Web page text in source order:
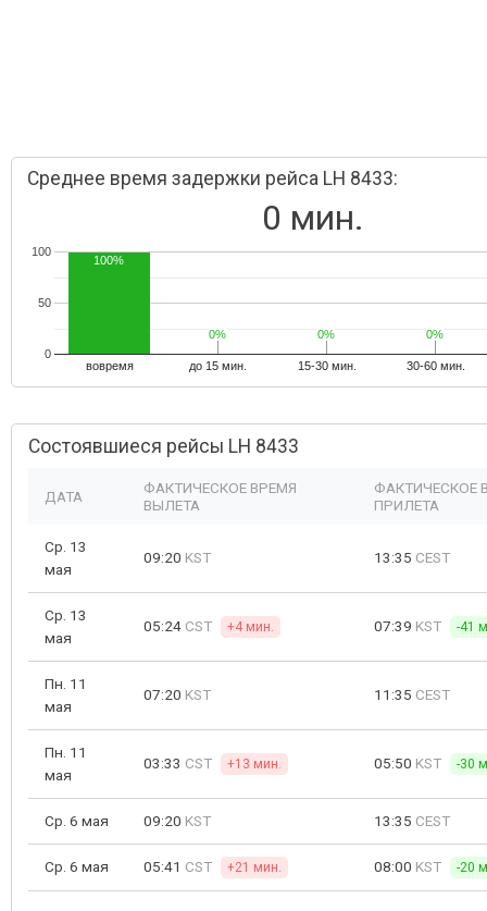
Среднее время задержки рейса LH 8433:
0 мин.
вовремя до 15 мин. 15-30 мин. 30-60 мин.
0
50
100
100%
0%
0% 0%
0% 0%
0%
Состоявшиеся рейсы LH 8433
ДАТА
ФАКТИЧЕСКОЕ ВРЕМЯ
ВЫЛЕТА
ФАКТИЧЕСКОЕ
ПРИЛЕТА
Ср. 13
мая
09:20 KST 13:35 CEST
Ср. 13
мая
05:24 CST +4 мин. 07:39 KST -41
Пн. 11
мая
07:20 KST 11:35 CEST
Пн. 11
мая
03:33 CST +13 мин. 05:50 KST -30
Ср. 6 мая 09:20 KST 13:35 CEST
Ср. 6 мая 05:41 CST +21 мин. 08:00 KST -20